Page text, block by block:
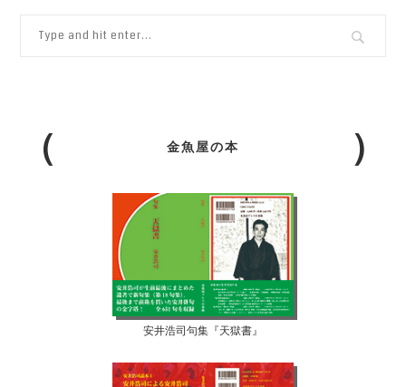
金魚屋の本
安井浩司句集『天獄書』